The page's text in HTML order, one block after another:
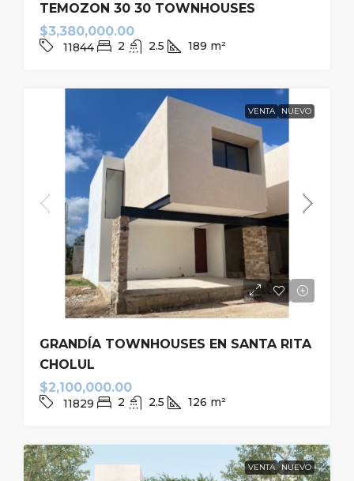
TEMOZON 30 30 TOWNHOUSES
$3,380,000.00
11844 2 2.5 189 m²
VENTA NUEVO
GRANDÍA TOWNHOUSES EN SANTA RITA
CHOLUL
$2,100,000.00
11829 2 2.5 126 m²
VENTA NUEVO